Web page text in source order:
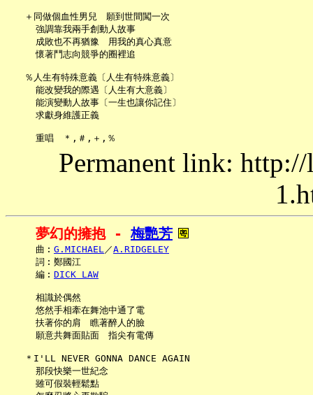
   ＋同做個血性男兒　願到世間闖一次
     強調靠我兩手創動人故事
     成敗也不再猶豫　用我的真心真意
     懷著鬥志向競爭的圈裡追
   ％人生有特殊意義〔人生有特殊意義〕
     能改變我的際遇〔人生有大意義〕
     能演變動人故事〔一生也讓你記住〕
     求獻身維護正義
Permanent link:
夢幻的擁抱 - 梅艷芳
     曲︰
G.MICHAEL／A.RIDGELEY
     詞︰鄭國江
     編︰
DICK LAW
     相識於偶然
     悠然手相牽在舞池中通了電
     扶著你的肩　瞧著醉人的臉
     願意共舞面貼面　指尖有電傳
   ＊I'LL NEVER GONNA DANCE AGAIN
     那段快樂一世紀念
     雖可假裝輕鬆點